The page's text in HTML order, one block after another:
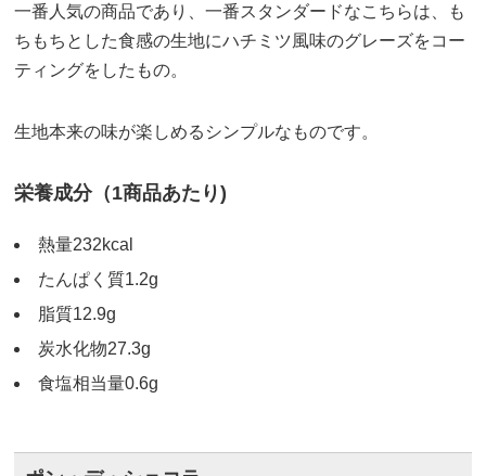
一番人気の商品であり、一番スタンダードなこちらは、も
ちもちとした食感の生地にハチミツ風味のグレーズをコー
ティングをしたもの。
生地本来の味が楽しめるシンプルなものです。
栄養成分（1商品あたり)
熱量232kcal
たんぱく質1.2g
脂質12.9g
炭水化物27.3g
食塩相当量0.6g